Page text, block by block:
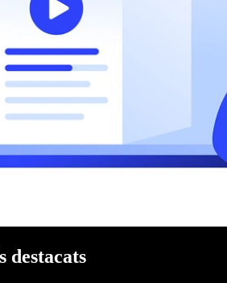
destacats